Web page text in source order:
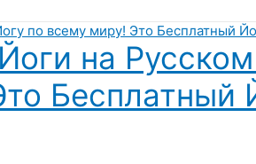
на
Бесплатный